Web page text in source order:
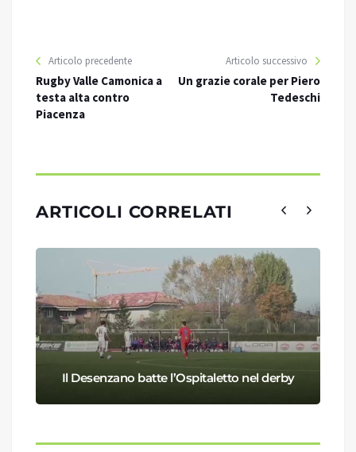
Articolo precedente
Rugby Valle Camonica a
testa alta contro
Piacenza
Articolo successivo
Un grazie corale per Piero
Tedeschi
ARTICOLI CORRELATI
Il Desenzano batte l’Ospitaletto nel derby